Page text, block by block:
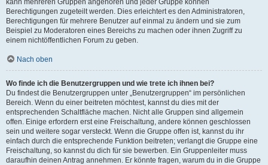
kann mehreren Gruppen angehören und jeder Gruppe können
Berechtigungen zugeteilt werden. Dies erleichtert es den Administratoren,
Berechtigungen für mehrere Benutzer auf einmal zu ändern und sie zum
Beispiel zu Moderatoren eines Bereichs zu machen oder ihnen Zugriff zu
einem nichtöffentlichen Forum zu geben.
Nach oben
Wo finde ich die Benutzergruppen und wie trete ich ihnen bei?
Du findest die Benutzergruppen unter „Benutzergruppen“ im persönlichen
Bereich. Wenn du einer beitreten möchtest, kannst du dies mit der
entsprechenden Schaltfläche machen. Nicht alle Gruppen sind allgemein
offen. Einige erfordern erst eine Freischaltung, andere können geschlossen
sein und weitere sogar versteckt. Wenn die Gruppe offen ist, kannst du ihr
einfach durch die entsprechende Funktion beitreten; verlangt die Gruppe eine
Freischaltung, so kannst du dich für sie bewerben. Ein Gruppenleiter muss
daraufhin deinen Antrag annehmen. Er könnte fragen, warum du in die Gruppe